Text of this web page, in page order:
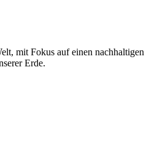
mit Fokus auf einen nachhaltigen
Erde.